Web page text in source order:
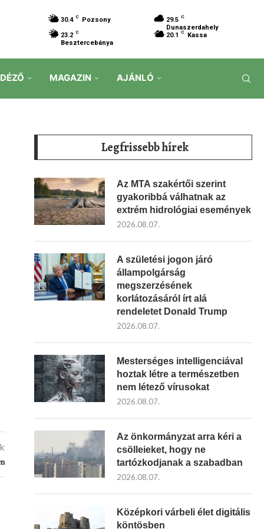
30.4 C Pozsony 29.5 C
Dunaszerdahely
23.2 C
Besztercebánya
20.1 C Kassa
MAGAZIN AJÁNLÓ
Legfrissebb hírek
Az MTA szakértői szerint
gyakoribbá válhatnak az
extrém hidrológiai események
2026.08.07.
A születési jogon járó
állampolgárság
megszerzésének
korlátozásáról írt alá
rendeletet Donald Trump
2026.08.07.
Mesterséges intelligenciával
hoztak létre a természetben
nem létező vírusokat
2026.08.07.
Az önkormányzat arra kéri a
csölleieket, hogy ne
tartózkodjanak a szabadban
2026.08.07.
Középkori várbeli élet digitális
köntösben